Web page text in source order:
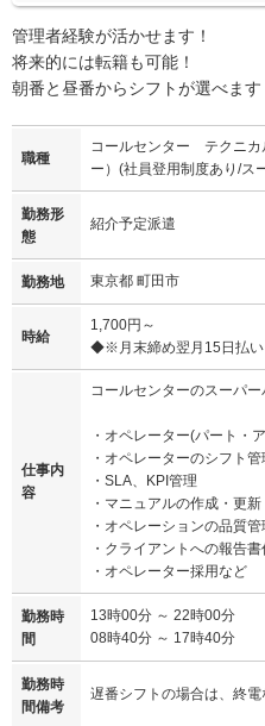
管理者経験が活かせます！
将来的には転籍も可能！
朝番と昼番からシフトが選べます
職種
コールセンター テクニカ
ー）(社員登用制度あり/ス
勤務形
態
紹介予定派遣
勤務地 東京都 町田市
時給
1,700円～
◆※月末締め翌月15日払い
仕事内
容
コールセンターのスーパ
・オペレーター(パート・
・オペレーターのシフト管
・SLA、KPI管理
・マニュアルの作成・更新
・オペレーションの品質管
・クライアントへの報告
・オペレーター採用など
勤務時
間
13時00分 ～ 22時00分
08時40分 ～ 17時40分
勤務時
間備考
遅番シフトの場合は、終